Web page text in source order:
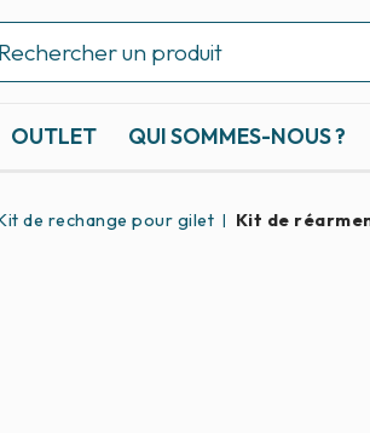
OUTLET QUI SOMMES-NOUS ?
de rechange pour gilet Kit de